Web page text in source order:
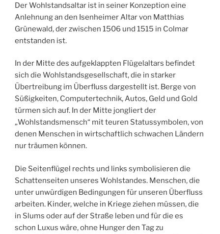
Der Wohlstandsaltar ist in seiner Konzeption eine
Anlehnung an den Isenheimer Altar von Matthias
Grünewald, der zwischen 1506 und 1515 in Colmar
entstanden ist.
In der Mitte des aufgeklappten Flügelaltars befindet
sich die Wohlstandsgesellschaft, die in starker
Übertreibung im Überfluss dargestellt ist. Berge von
Süßigkeiten, Computertechnik, Autos, Geld und Gold
türmen sich auf. In der Mitte jongliert der
„Wohlstandsmensch“ mit teuren Statussymbolen, von
denen Menschen in wirtschaftlich schwachen Ländern
nur träumen können.
Die Seitenflügel rechts und links symbolisieren die
Schattenseiten unseres Wohlstandes. Menschen, die
unter unwürdigen Bedingungen für unseren Überfluss
arbeiten. Kinder, welche in Kriege ziehen müssen, die
in Slums oder auf der Straße leben und für die es
schon Luxus wäre, ohne Hunger den Tag zu